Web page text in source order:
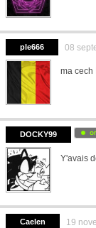
ple666 08
ma cech
DOCKY99
Y'avais
Caelen 19